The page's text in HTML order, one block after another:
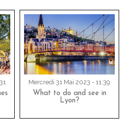
Mercredi 31 Mai 2023 - 11:39
What to do and see in
Lyon?